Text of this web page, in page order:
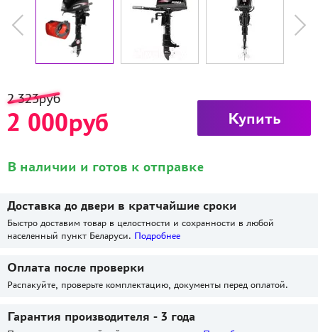
2 323руб
2 000руб Купить
В наличии и готов к отправке
Доставка до двери в кратчайшие сроки
Быстро доставим товар в целостности и сохранности в любой
населенный пункт Беларуси. Подробнее
Оплата после проверки
Распакуйте, проверьте комплектацию, документы перед оплатой.
Гарантия производителя - 3 года